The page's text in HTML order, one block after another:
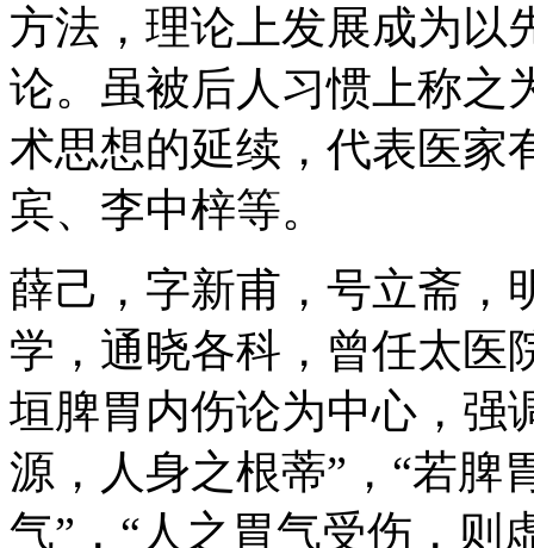
方法，理论上发展成为以
论。虽被后人习惯上称之
术思想的延续，代表医家
宾、李中梓等。
薛己，字新甫，号立斋，
学，通晓各科，曾任太医
垣脾胃内伤论为中心，强
源，人身之根蒂”，“若脾
气”，“人之胃气受伤，则